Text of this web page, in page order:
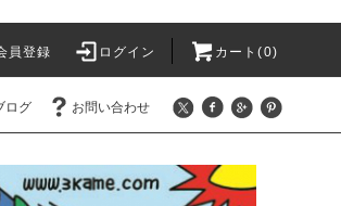
員登録 ログイン カート(0)
ログ お問い合わせ